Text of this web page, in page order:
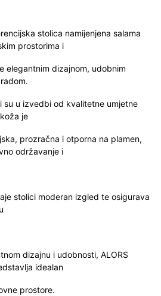
stolica namijenjena salama
prostorima i
elegantnim dizajnom, udobnim
su u izvedbi od kvalitetne umjetne
je
prozračna i otporna na plamen,
održavanje i
stolici moderan izgled te osigurava
dizajnu i udobnosti, ALORS
idealan
prostore.